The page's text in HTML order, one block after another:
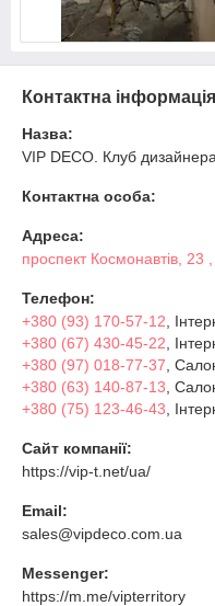
Контактна інформація
Назва:
VIP DECO. Клуб
Контактна особа:
Адреса:
проспект Космонавтів, 23
Телефон:
+380 (93) 170-57-12 ,
+380 (67) 430-45-22 ,
+380 (97) 018-77-37 ,
+380 (63) 140-87-13 ,
+380 (75) 123-46-43 ,
Сайт компанії:
https://vip-t.net/ua/
Email:
sales@vipdeco.com.ua
Messenger:
https://m.me/vipterritory